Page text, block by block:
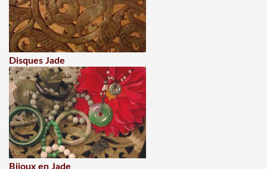
Disques Jade
Bijoux en Jade